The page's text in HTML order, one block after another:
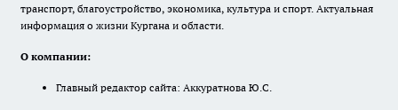
транспорт, благоустройство, экономика, культура и спорт. Актуальная
информация о жизни Кургана и области.
О компании:
Главный редактор сайта: Аккуратнова Ю.С.